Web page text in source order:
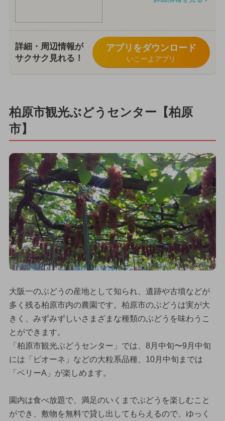
詳細・周辺情報が
サクサク見れる！
アプリをダウンロード
いこーよアプリ
柏原市観光ぶどうセンター【柏原
市】
大阪一のぶどうの産地として知られ、遺跡や古墳などが
多く残る柏原市内の農園です。柏原市のぶどうは実が大
きく、みずみずしいさまざまな種類のぶどうを味わうこ
とができます。
「柏原市観光ぶどうセンター」では、8月中旬〜9月中旬
には「ピオーネ」などの大粒系品種、10月中旬までは
「ベリーA」が楽しめます。
園内は食べ放題で、満足のいくまでぶどうを楽しむこと
ができ、敷物を無料で貸し出してもらえるので、ゆっく